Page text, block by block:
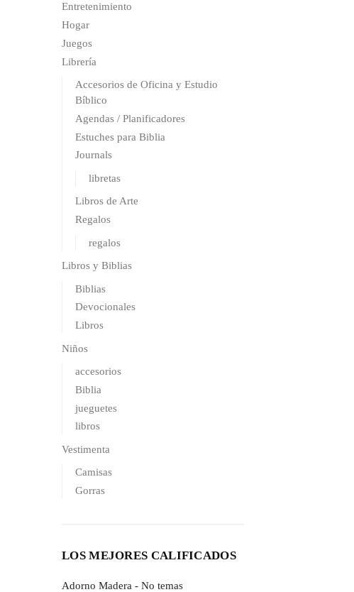
Entretenimiento
Hogar
Juegos
Librería
Accesorios de Oficina y Estudio
Bíblico
Agendas / Planificadores
Estuches para Biblia
Journals
libretas
Libros de Arte
Regalos
regalos
Libros y Biblias
Biblias
Devocionales
Libros
Niños
accesorios
Biblia
jueguetes
libros
Vestimenta
Camisas
Gorras
LOS MEJORES CALIFICADOS
Adorno Madera - No temas